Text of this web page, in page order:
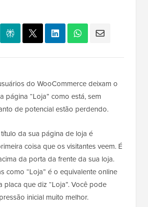
do WooCommerce deixam o
página “Loja” como está, sem
de potencial estão perdendo.
da sua página de loja é
coisa que os visitantes veem. É
da porta da frente da sua loja.
como “Loja” é o equivalente online
placa que diz “Loja”. Você pode
inicial muito melhor.